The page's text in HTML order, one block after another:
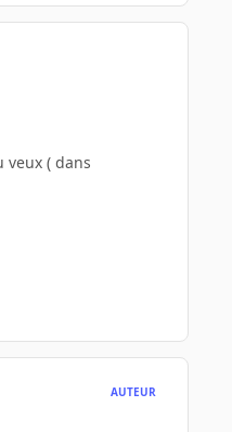
( dans
AUTEUR